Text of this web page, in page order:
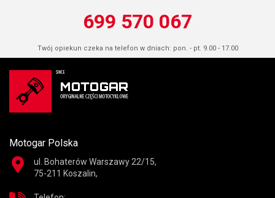
699 570 067
Twój opiekun czeka na telefon w dniach: pon. - pt. 9.00 - 17.00
Motogar Polska
ul. Bohaterów Warszawy 22/15,
75-211 Koszalin,